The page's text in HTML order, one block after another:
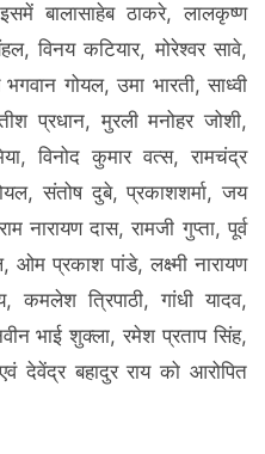
बालासाहेब ठाकरे, लालकृष्ण
विनय कटियार, मोरेश्वर सावे,
गोयल, उमा भारती, साध्वी
प्रधान, मुरली मनोहर जोशी,
विनोद कुमार वत्स, रामचंद्र
संतोष दुबे, प्रकाशशर्मा, जय
नारायण दास, रामजी गुप्ता, पूर्व
प्रकाश पांडे, लक्ष्मी नारायण
कमलेश त्रिपाठी, गांधी यादव,
भाई शुक्ला, रमेश प्रताप सिंह,
देवेंद्र बहादुर राय को आरोपित